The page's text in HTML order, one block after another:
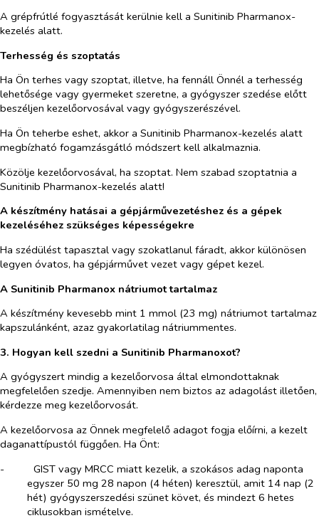
A grépfrútlé fogyasztását kerülnie kell a Sunitinib Pharmanox-
kezelés alatt.
Terhesség és szoptatás
Ha Ön terhes vagy szoptat, illetve, ha fennáll Önnél a terhesség
lehetősége vagy gyermeket szeretne, a gyógyszer szedése előtt
beszéljen kezelőorvosával vagy gyógyszerészével.
Ha Ön teherbe eshet, akkor a Sunitinib Pharmanox-kezelés alatt
megbízható fogamzásgátló módszert kell alkalmaznia.
Közölje kezelőorvosával, ha szoptat. Nem szabad szoptatnia a
Sunitinib Pharmanox-kezelés alatt!
A készítmény hatásai a gépjárművezetéshez és a gépek
kezeléséhez szükséges képességekre
Ha szédülést tapasztal vagy szokatlanul fáradt, akkor különösen
legyen óvatos, ha gépjárművet vezet vagy gépet kezel.
A Sunitinib Pharmanox nátriumot tartalmaz
A készítmény kevesebb mint 1 mmol (23 mg) nátriumot tartalmaz
kapszulánként, azaz gyakorlatilag nátriummentes.
3. Hogyan kell szedni a Sunitinib Pharmanoxot?
A gyógyszert mindig a kezelőorvosa által elmondottaknak
megfelelően szedje. Amennyiben nem biztos az adagolást illetően,
kérdezze meg kezelőorvosát.
A kezelőorvosa az Önnek megfelelő adagot fogja előírni, a kezelt
daganattípustól függően. Ha Önt:
-​
GIST vagy MRCC miatt kezelik, a szokásos adag naponta
egyszer 50 mg 28 napon (4 héten) keresztül, amit 14 nap (2
hét) gyógyszerszedési szünet követ, és mindezt 6 hetes
ciklusokban ismételve.